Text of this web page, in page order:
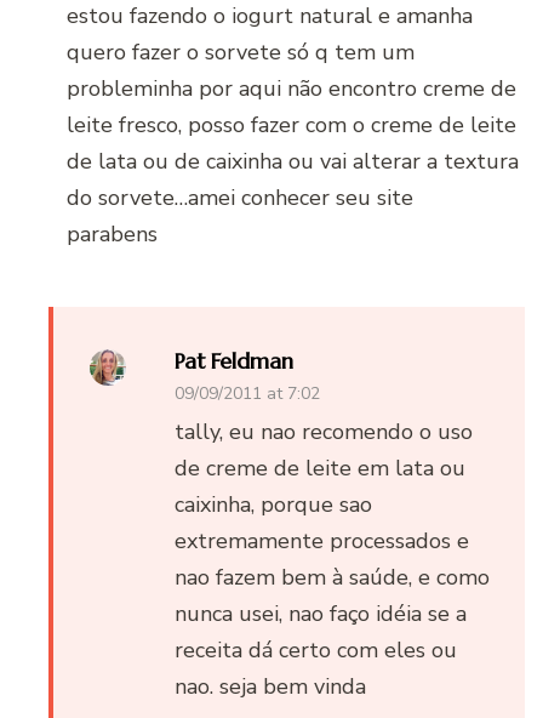
estou fazendo o iogurt natural e amanha
quero fazer o sorvete só q tem um
probleminha por aqui não encontro creme de
leite fresco, posso fazer com o creme de leite
de lata ou de caixinha ou vai alterar a textura
do sorvete…amei conhecer seu site
parabens
Pat Feldman
09/09/2011 at 7:02
tally, eu nao recomendo o uso
de creme de leite em lata ou
caixinha, porque sao
extremamente processados e
nao fazem bem à saúde, e como
nunca usei, nao faço idéia se a
receita dá certo com eles ou
nao. seja bem vinda